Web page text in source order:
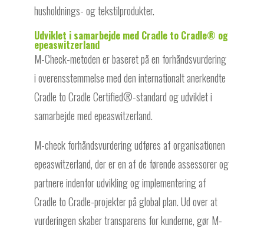
husholdnings- og tekstilprodukter.
Udviklet i samarbejde med Cradle to Cradle® og
epeaswitzerland
M-Check-metoden er baseret på en forhåndsvurdering
i overensstemmelse med den internationalt anerkendte
Cradle to Cradle Certified®-standard og udviklet i
samarbejde med epeaswitzerland.
M-check forhåndsvurdering udføres af organisationen
epeaswitzerland, der er en af de førende assessorer og
partnere indenfor udvikling og implementering af
Cradle to Cradle-projekter på global plan. Ud over at
vurderingen skaber transparens for kunderne, gør M-